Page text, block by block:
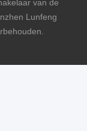
van de
Lunfeng